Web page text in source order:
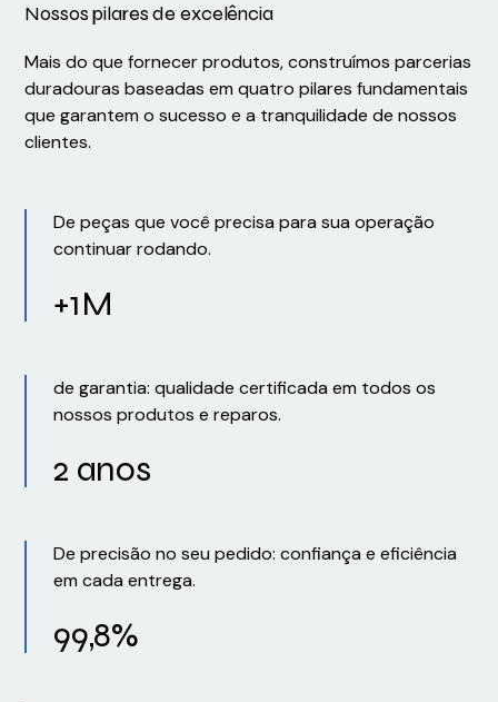
Nossos pilares de excelência
Mais do que fornecer produtos, construímos parcerias
duradouras baseadas em quatro pilares fundamentais
que garantem o sucesso e a tranquilidade de nossos
clientes.
De peças que você precisa para sua operação
continuar rodando.
+1M
de garantia: qualidade certificada em todos os
nossos produtos e reparos.
2 anos
De precisão no seu pedido: confiança e eficiência
em cada entrega.
99,8%